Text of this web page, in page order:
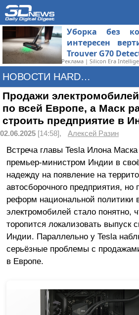
Уборка без
интересен
Trouver G70
Реклама | Silicon Era
НОВОСТИ HARDWARE
Продажи
по всей Европе, а Маск
строить предприятие в
02.06.2025 [14:58], Алексей Разин
Встреча главы Tesla Илона
премьер-министром Индии в
надежду на появление на
автосборочного предприятия, но
реформ национальной политики
электромобилей стало понятно,
торопится локализовать выпуск
Индии. Параллельно у Tesla
серьёзные проблемы с
в Европе.